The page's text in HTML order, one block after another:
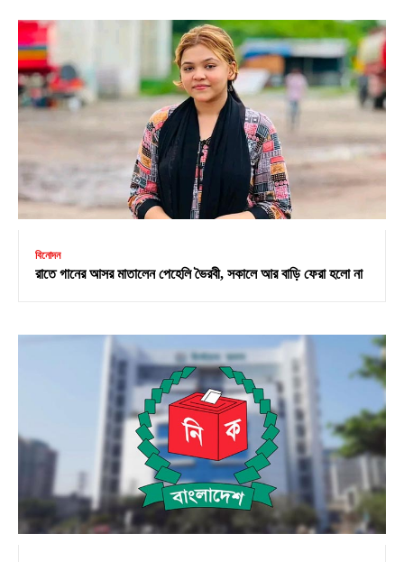
বিনোদন
রাতে গানের আসর মাতালেন পেহেলি ভৈরবী, সকালে আর বাড়ি ফেরা হলো না